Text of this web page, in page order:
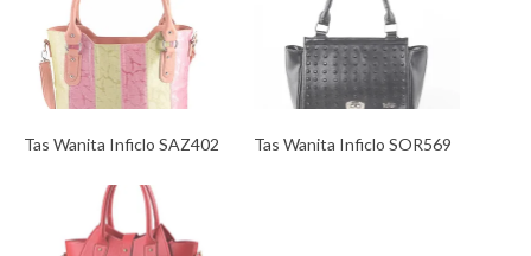
Tas Wanita Inficlo SAZ402 Tas Wanita Inficlo SOR569